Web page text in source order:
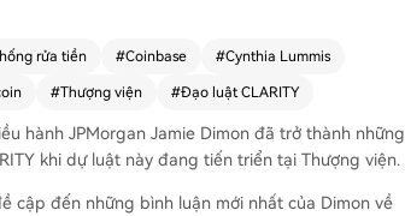
rửa tiền #Coinbase #Cynthia Lummis
#Thượng viện #Đạo luật CLARITY
hành JPMorgan Jamie Dimon đã trở thành những
khi dự luật này đang tiến triển tại Thượng viện.
cập đến những bình luận mới nhất của Dimon về